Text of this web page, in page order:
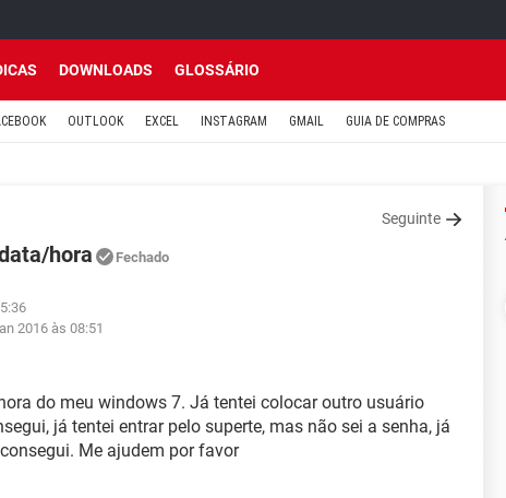
DOWNLOADS GLOSSÁRIO
OUTLOOK EXCEL INSTAGRAM GMAIL GUIA DE COMPRAS
Seguinte
hora Fechado
2016 às 08:51
do meu windows 7. Já tentei colocar outro usuário
já tentei entrar pelo superte, mas não sei a senha, já
Me ajudem por favor